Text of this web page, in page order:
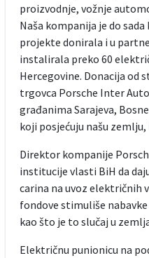
proizvodnje, vožnje
Naša kompanija je do
projekte donirala i u
instalirala preko 60
Hercegovine. Donacija od
trgovca Porsche Inter
građanima Sarajeva,
koji posjećuju našu
Direktor kompanije
institucije vlasti BiH da
carina na uvoz električnih
fondove stimuliše
kao što je to slučaj u
Električnu punionicu na